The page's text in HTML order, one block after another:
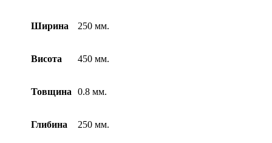
Ширина 250 мм.
Висота 450 мм.
Товщина 0.8 мм.
Глибина 250 мм.